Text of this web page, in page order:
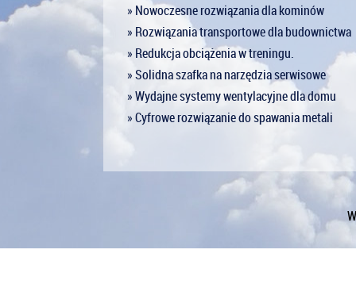
» Nowoczesne rozwiązania dla kominów
» Rozwiązania transportowe dla budownictwa
» Redukcja obciążenia w treningu.
» Solidna szafka na narzędzia serwisowe
» Wydajne systemy wentylacyjne dla domu
» Cyfrowe rozwiązanie do spawania metali